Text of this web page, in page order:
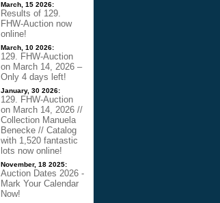
March, 15 2026:
Results of 129.
FHW-Auction now
online!
March, 10 2026:
129. FHW-Auction
on March 14, 2026 –
Only 4 days left!
January, 30 2026:
129. FHW-Auction
on March 14, 2026 //
Collection Manuela
Benecke // Catalog
with 1,520 fantastic
lots now online!
November, 18 2025:
Auction Dates 2026 -
Mark Your Calendar
Now!